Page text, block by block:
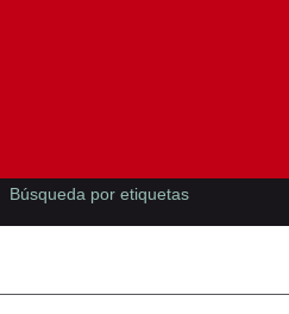
Búsqueda por etiquetas